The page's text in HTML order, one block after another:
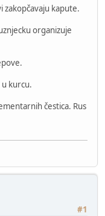
zakopčavaju kapute.
organizuje
u kurcu.
čestica. Rus
#1